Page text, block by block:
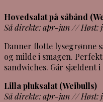
Hovedsalat på såbånd
Så direkte: apr-jun //Høst:
Danner flotte lysegrønne
og milde i smagen.
sandwiches. Går sjældent i
Lilla pluksalat (Weibulls)
Så direkte: apr-jun //Høst: